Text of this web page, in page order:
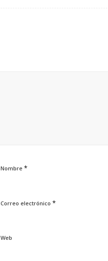
Nombre *
Correo electrónico *
Web